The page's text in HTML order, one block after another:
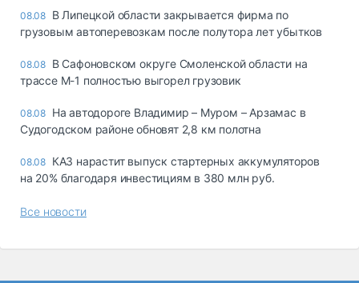
08.08 В Липецкой области закрывается фирма по
грузовым автоперевозкам после полутора лет убытков
08.08 В Сафоновском округе Смоленской области на
трассе М-1 полностью выгорел грузовик
08.08 На автодороге Владимир – Муром – Арзамас в
Судогодском районе обновят 2,8 км полотна
08.08 КАЗ нарастит выпуск стартерных аккумуляторов
на 20% благодаря инвестициям в 380 млн руб.
Все новости